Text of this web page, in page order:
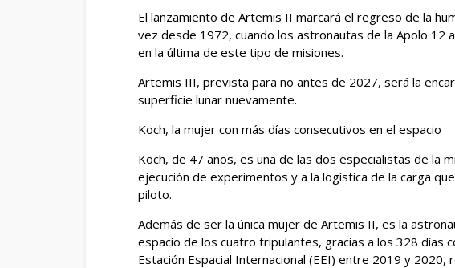
El lanzamiento de Artemis II marcará el regreso de la
vez desde 1972, cuando los astronautas de la Apolo 12
en la última de este tipo de misiones.
Artemis III, prevista para no antes de 2027, será la
superficie lunar nuevamente.
Koch, la mujer con más días consecutivos en el espacio
Koch, de 47 años, es una de las dos especialistas de la
ejecución de experimentos y a la logística de la carga
piloto.
Además de ser la única mujer de Artemis II, es la
espacio de los cuatro tripulantes, gracias a los 328 días
Estación Espacial Internacional (EEI) entre 2019 y 2020,